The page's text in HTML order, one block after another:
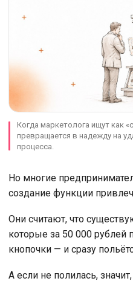
Когда маркетолога ищут как
превращается в надежду на
процесса.
Но многие
создание функции
Они считают, что
которые за 50 000 рублей
кнопочки — и сразу
А если не полилась,